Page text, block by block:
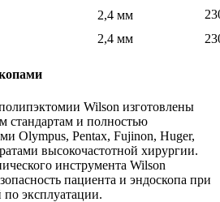
2,4 мм
2,4 мм
Wilson изготовлены
стандартам и полностью
Olympus, Pentax, Fujinon, Huger,
высокочастотной хирургии.
инструмента Wilson
пациента и эндоскопа при
эксплуатации.